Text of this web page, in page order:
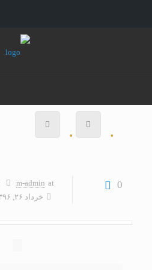
0
m-admin at
خرداد ۲۶, ۱۳۹۶